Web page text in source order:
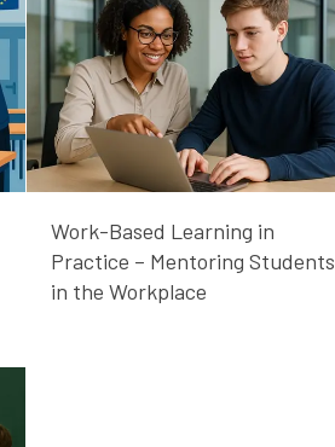
Work-Based Learning in
Practice – Mentoring Students
in the Workplace